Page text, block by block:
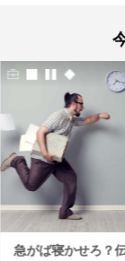
急がば寝かせろ？